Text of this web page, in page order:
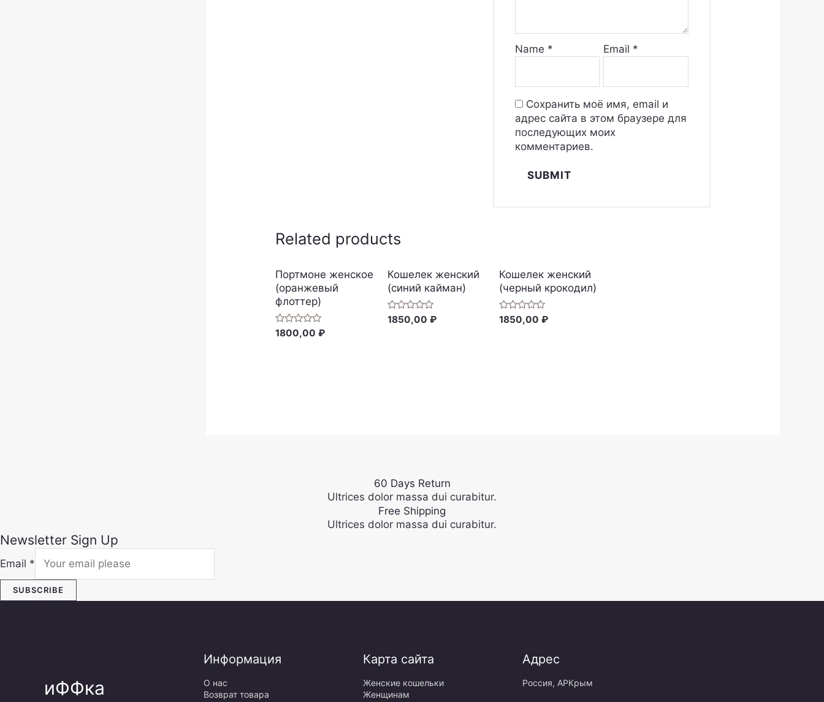
Name * Email *
Сохранить моё имя, email и
адрес сайта в этом браузере для
последующих моих
комментариев.
Related products
Портмоне женское
(оранжевый
флоттер)
Rated
0
1800,00₽
Кошелек женский
(синий кайман)
Rated
0
1850,00 ₽
Кошелек женский
(черный крокодил)
Rated
0
1850,00 ₽
60 Days Return
Ultrices dolor massa dui curabitur.
Free Shipping
Ultrices dolor massa dui curabitur.
Newsletter Sign Up
Email *
SUBSCRIBE
иФФка
Информация
О нас
Возврат товара
Карта сайта
Женские кошельки
Женщинам
Адрес
Россия, АРКрым